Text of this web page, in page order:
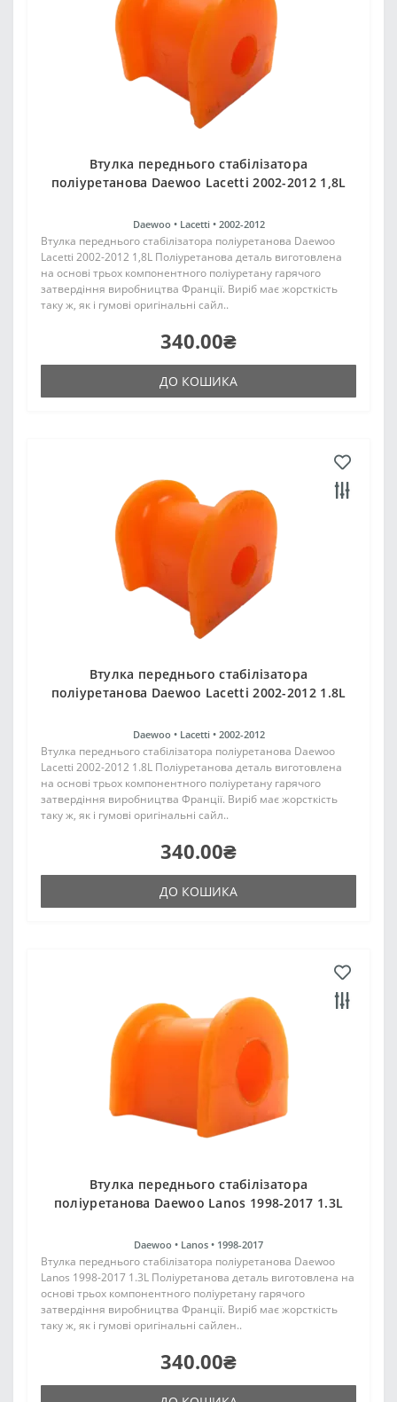
Втулка переднього стабілізатора
поліуретанова Daewoo Lacetti 2002-2012 1,8L
Daewoo • Lacetti • 2002-2012
Втулка переднього стабілізатора поліуретанова Daewoo
Lacetti 2002-2012 1,8L Поліуретанова деталь виготовлена
на основі трьох компонентного поліуретану гарячого
затвердіння виробництва Франції. Виріб має жорсткість
таку ж, як і гумові оригінальні сайл..
340.00₴
ДО КОШИКА
Втулка переднього стабілізатора
поліуретанова Daewoo Lacetti 2002-2012 1.8L
Daewoo • Lacetti • 2002-2012
Втулка переднього стабілізатора поліуретанова Daewoo
Lacetti 2002-2012 1.8L Поліуретанова деталь виготовлена
на основі трьох компонентного поліуретану гарячого
затвердіння виробництва Франції. Виріб має жорсткість
таку ж, як і гумові оригінальні сайл..
340.00₴
ДО КОШИКА
Втулка переднього стабілізатора
поліуретанова Daewoo Lanos 1998-2017 1.3L
Daewoo • Lanos • 1998-2017
Втулка переднього стабілізатора поліуретанова Daewoo
Lanos 1998-2017 1.3L Поліуретанова деталь виготовлена на
основі трьох компонентного поліуретану гарячого
затвердіння виробництва Франції. Виріб має жорсткість
таку ж, як і гумові оригінальні сайлен..
340.00₴